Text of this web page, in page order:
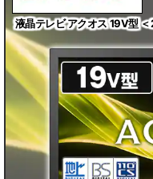
液晶テレビ アクオス 19V型